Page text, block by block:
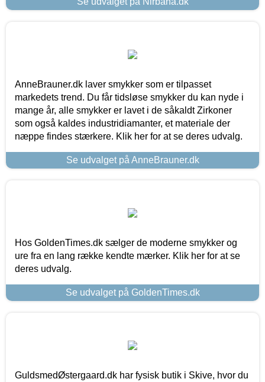
AnneBrauner.dk laver smykker som er tilpasset
markedets trend. Du får tidsløse smykker du kan nyde i
mange år, alle smykker er lavet i de såkaldt Zirkoner
som også kaldes industridiamanter, et materiale der
næppe findes stærkere. Klik her for at se deres udvalg.
Se udvalget på AnneBrauner.dk
Hos GoldenTimes.dk sælger de moderne smykker og
ure fra en lang række kendte mærker. Klik her for at se
deres udvalg.
Se udvalget på GoldenTimes.dk
GuldsmedØstergaard.dk har fysisk butik i Skive, hvor du